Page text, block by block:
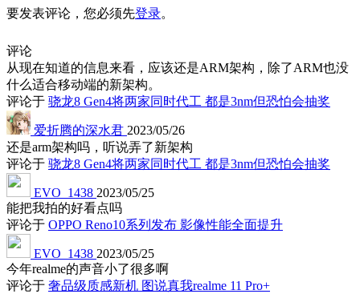
要发表评论，您必须先登录。
评论
从现在知道的信息来看，应该还是ARM架构，除了ARM也没
什么适合移动端的新架构。
评论于 骁龙8 Gen4将两家同时代工 都是3nm但恐怕会抽奖
爱折腾的深水君 2023/05/26
还是arm架构吗，听说弄了新架构
评论于 骁龙8 Gen4将两家同时代工 都是3nm但恐怕会抽奖
EVO_1438 2023/05/25
能把我拍的好看点吗
评论于 OPPO Reno10系列发布 影像性能全面提升
EVO_1438 2023/05/25
今年realme的声音小了很多啊
评论于 奢品级质感新机 图说真我realme 11 Pro+